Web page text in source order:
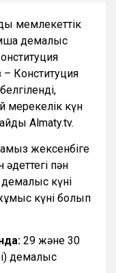
мемлекеттік
демалыс
– Конституция
мерекелік күн
Almaty.tv.
жексенбіге
пән
күні
күні болып
29 және 30
демалыс